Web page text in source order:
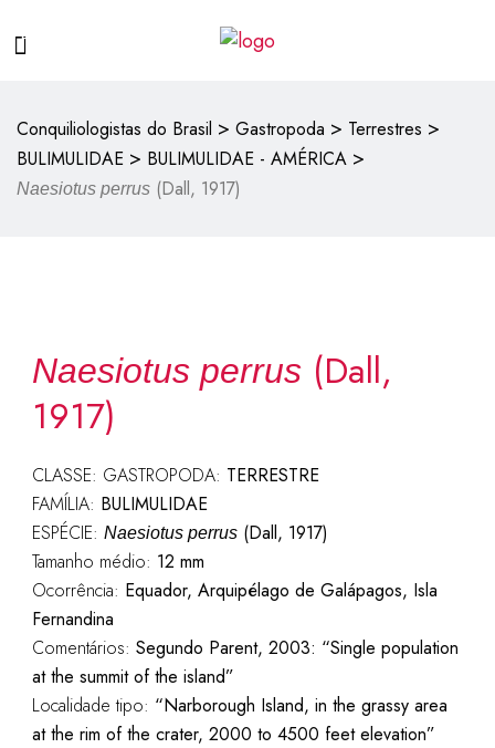
Conquiliologistas do Brasil > Gastropoda > Terrestres >
BULIMULIDAE > BULIMULIDAE - AMÉRICA >
Naesiotus perrus (Dall, 1917)
Naesiotus perrus(Dall,
1917)
CLASSE: GASTROPODA: TERRESTRE
FAMÍLIA: BULIMULIDAE
ESPÉCIE: Naesiotus perrus(Dall, 1917)
Tamanho médio: 12 mm
Ocorrência: Equador, Arquipélago de Galápagos, Isla
Fernandina
Comentários: Segundo Parent, 2003: “Single population
at the summit of the island”
Localidade tipo: “Narborough Island, in the grassy area
at the rim of the crater, 2000 to 4500 feet elevation”